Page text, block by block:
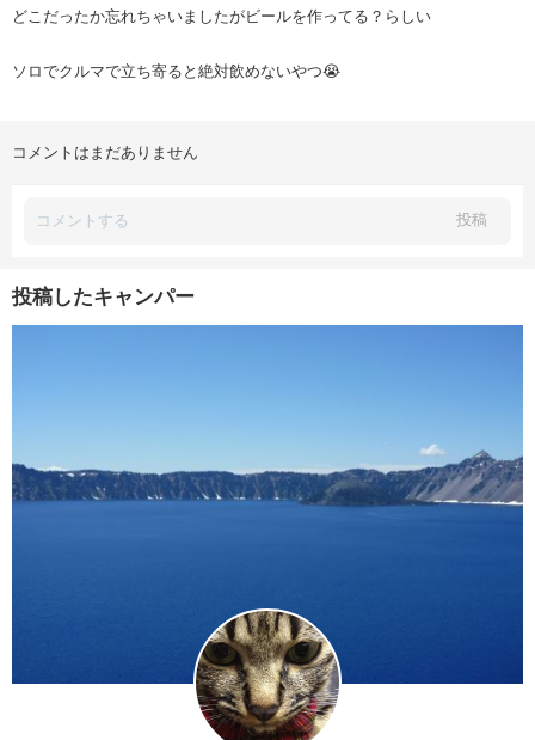
どこだったか忘れちゃいましたがビールを作ってる？らしい
ソロでクルマで立ち寄ると絶対飲めないやつ😭
コメントはまだありません
投稿
投稿したキャンパー